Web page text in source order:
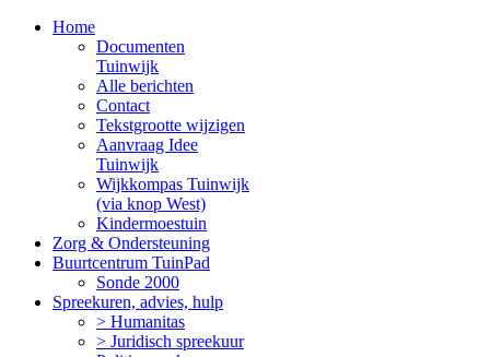
Home
Documenten
Tuinwijk
Alle berichten
Contact
Tekstgrootte wijzigen
Aanvraag Idee
Tuinwijk
Wijkkompas Tuinwijk
(via knop West)
Kindermoestuin
Zorg & Ondersteuning
Buurtcentrum TuinPad
Sonde 2000
Spreekuren, advies, hulp
> Humanitas
> Juridisch spreekuur